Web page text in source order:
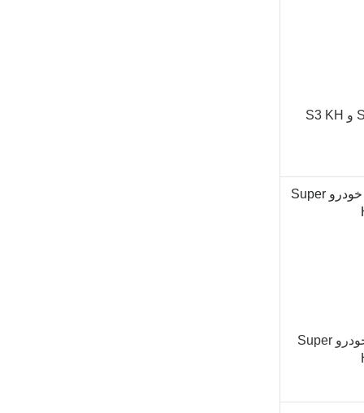
دوربین ۳۶۰ درجه خودرو Super